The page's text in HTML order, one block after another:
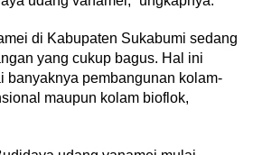
di Kabupaten Sukabumi sedang
yang cukup bagus. Hal ini
banyaknya pembangunan kolam-
maupun kolam bioflok,